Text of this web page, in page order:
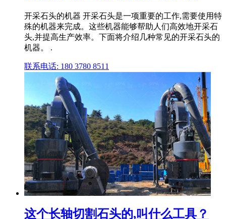
开采石头的机器 开采石头是一项重要的工作,需要使用特
殊的机器来完成。这些机器能够帮助人们高效地开采石
头,并提高生产效率。下面将介绍几种常见的开采石头的
机器。 .
联系电话: 180 3780 8511
这个长轴切割石头的,叫什么工具？